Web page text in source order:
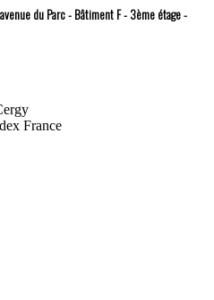
du Parc - Bâtiment F - 3ème étage -
France